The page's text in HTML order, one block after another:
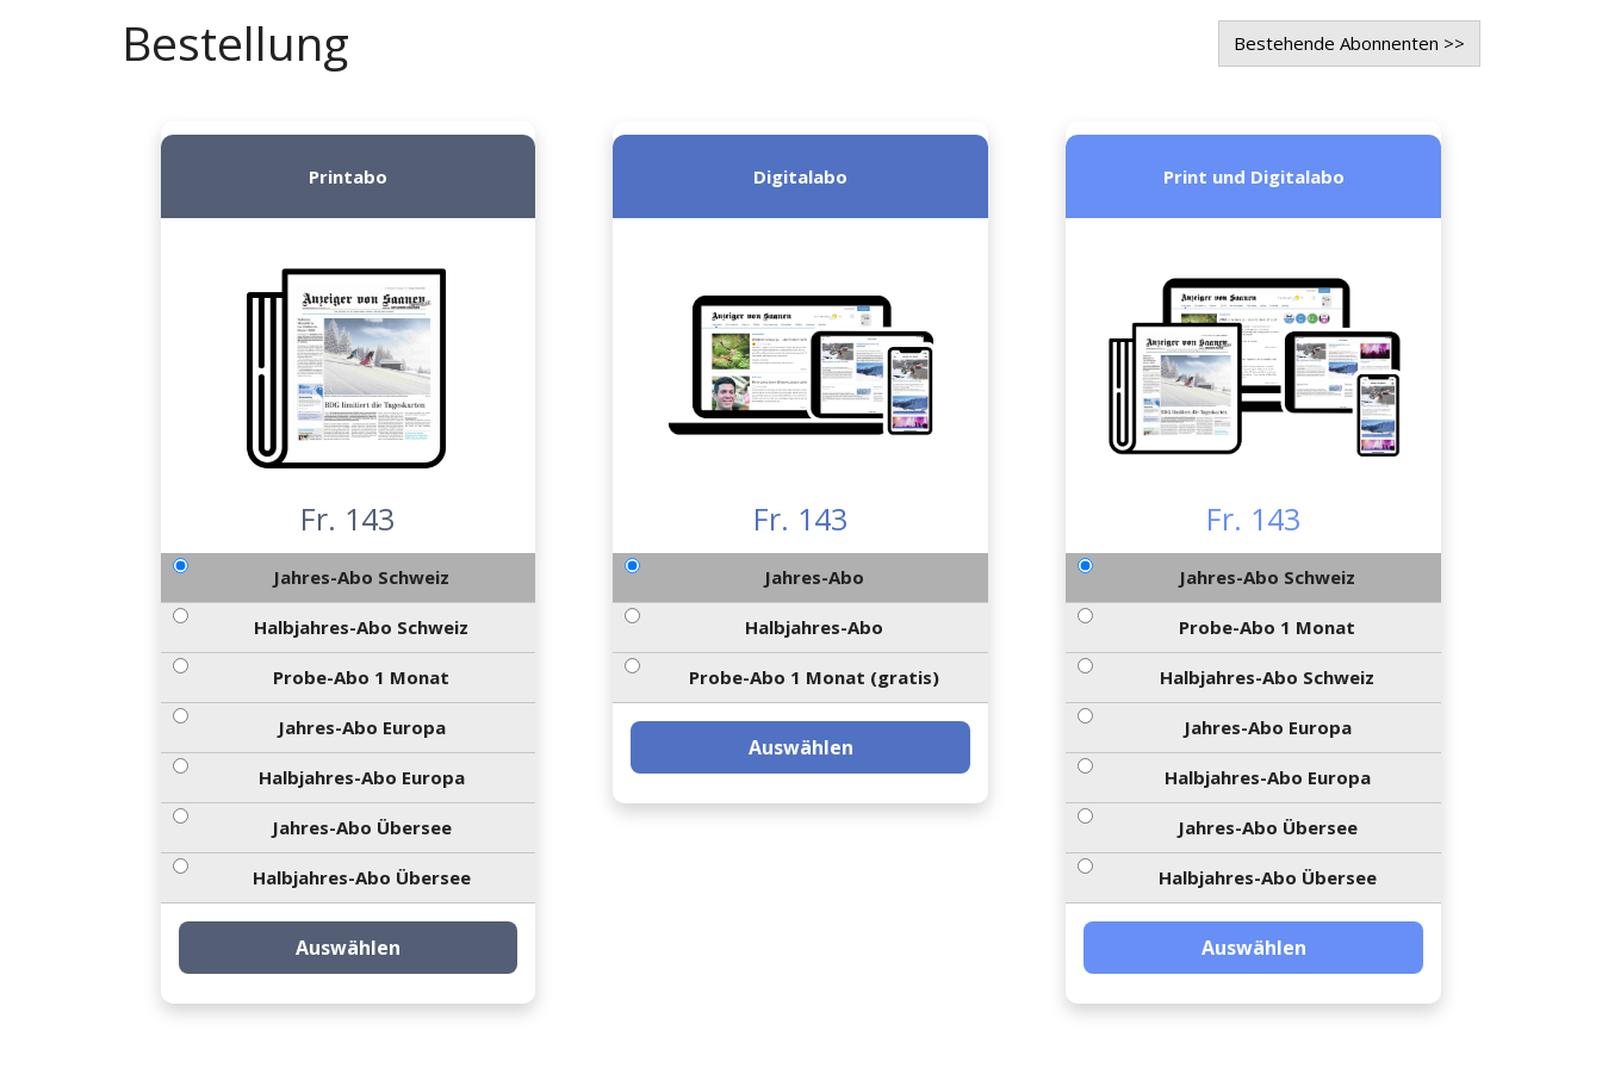
Bestellung Bestehende Abonnenten >>
Printabo
Fr. 143
Jahres-Abo Schweiz
Halbjahres-Abo Schweiz
Probe-Abo 1 Monat
Jahres-Abo Europa
Halbjahres-Abo Europa
Jahres-Abo Übersee
Halbjahres-Abo Übersee
Auswählen
Digitalabo
Fr. 143
Jahres-Abo
Halbjahres-Abo
Probe-Abo 1 Monat (gratis)
Auswählen
Print und Digitalabo
Fr. 143
Jahres-Abo Schweiz
Probe-Abo 1 Monat
Halbjahres-Abo Schweiz
Jahres-Abo Europa
Halbjahres-Abo Europa
Jahres-Abo Übersee
Halbjahres-Abo Übersee
Auswählen